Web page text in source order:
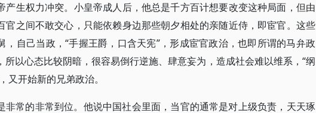
产生权力冲突。小皇帝成人后，他总是千方百计想要改变这种局面，但由
官之间不敢交心，只能依赖身边那些朝夕相处的亲随近侍，即宦官。这些
，自己当政，“手握王爵，口含天宪”，形成宦官政治，也即所谓的马弁政
以心态比较阴暗，很容易倒行逆施、肆意妄为，造成社会难以维系，“纲
又开始新的兄弟政治。
非常的非常到位。他说中国社会里面，当官的通常是对上级负责，天天琢